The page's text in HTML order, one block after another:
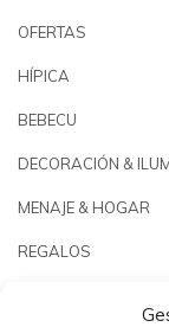
OFERTAS
HÍPICA
BEBECU
DECORACIÓN &
MENAJE & HOGAR
REGALOS